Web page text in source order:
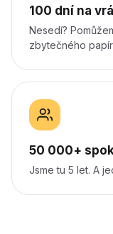
100 dní na
Nesedí?
zbytečného
50 000+
Jsme tu 5 let. A